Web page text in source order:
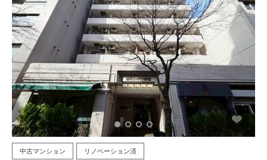
中古マンション リノベーション済